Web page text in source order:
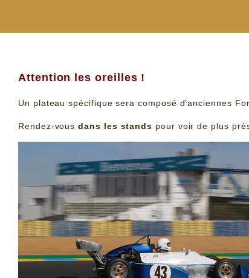
Attention les oreilles !
Un plateau spécifique sera composé d’anciennes
Rendez-vousdans les stands pour voir de plus